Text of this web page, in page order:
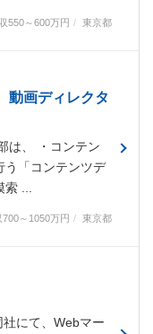
550～600万円 東京都
動画ディレクタ
は、 ・コンテン
う「コンテンツデ
...
700～1050万円 東京都
にて、Webマー